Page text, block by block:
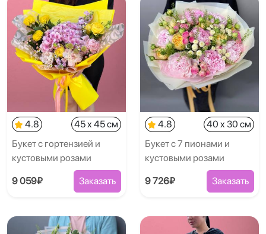
4.8
45 x 45 см
Букет с гортензией и
кустовыми розами
9 059₽ Заказать
4.8
40 x 30 см
Букет с 7 пионами и
кустовыми розами
9 726₽ Заказать